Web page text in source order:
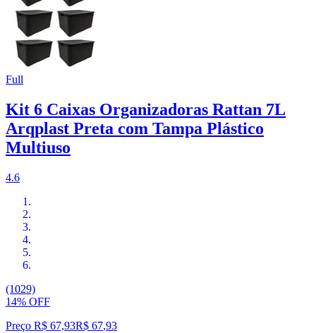
Full
Kit 6 Caixas Organizadoras Rattan 7L
Arqplast Preta com Tampa Plástico
Multiuso
4.6
(1029)
14% OFF
Preço R$ 67,93R$ 67,93